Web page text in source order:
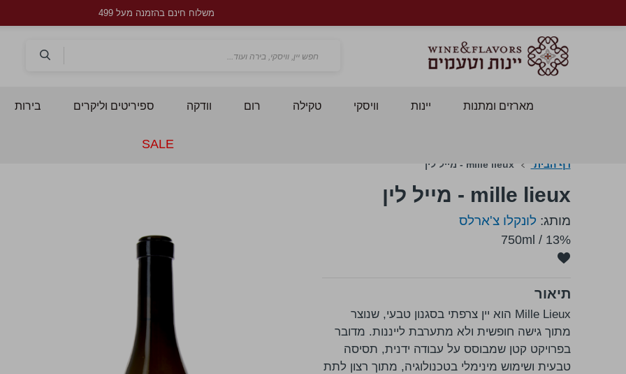
משלוח חינם בהזמנה מעל 499
מארזים ומתנות יינות וויסקי טקילה רום וודקה ספיריטים וליקרים בירות
SALE
דף הבית mille lieux - מייל לין
mille lieux - מייל לין
מותג: לונקלו צ'ארלס
750ml / 13%
תיאור
Mille Lieux הוא יין צרפתי בסגנון טבעי, שנוצר
מתוך גישה חופשית ולא מתערבת לייננות. מדובר
בפרויקט קטן שמבוסס על עבודה ידנית, תסיסה
טבעית ושימוש מינימלי בטכנולוגיה, מתוך רצון לתת